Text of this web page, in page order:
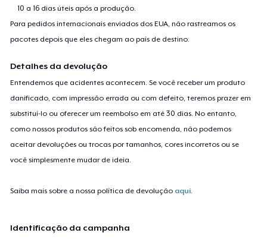
10 a 16 dias úteis após a produção.
Para pedidos internacionais enviados dos EUA, não rastreamos os
pacotes depois que eles chegam ao país de destino.
Detalhes da devolução
Entendemos que acidentes acontecem. Se você receber um produto
danificado, com impressão errada ou com defeito, teremos prazer em
substituí-lo ou oferecer um reembolso em até 30 dias. No entanto,
como nossos produtos são feitos sob encomenda, não podemos
aceitar devoluções ou trocas por tamanhos, cores incorretos ou se
você simplesmente mudar de ideia.
Saiba mais sobre a nossa política de devolução aqui.
Identificação da campanha